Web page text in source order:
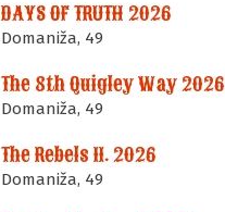
DAYS OF TRUTH 2026
Domaniža, 49
The 8th Quigley Way 2026
Domaniža, 49
The Rebels II. 2026
Domaniža, 49